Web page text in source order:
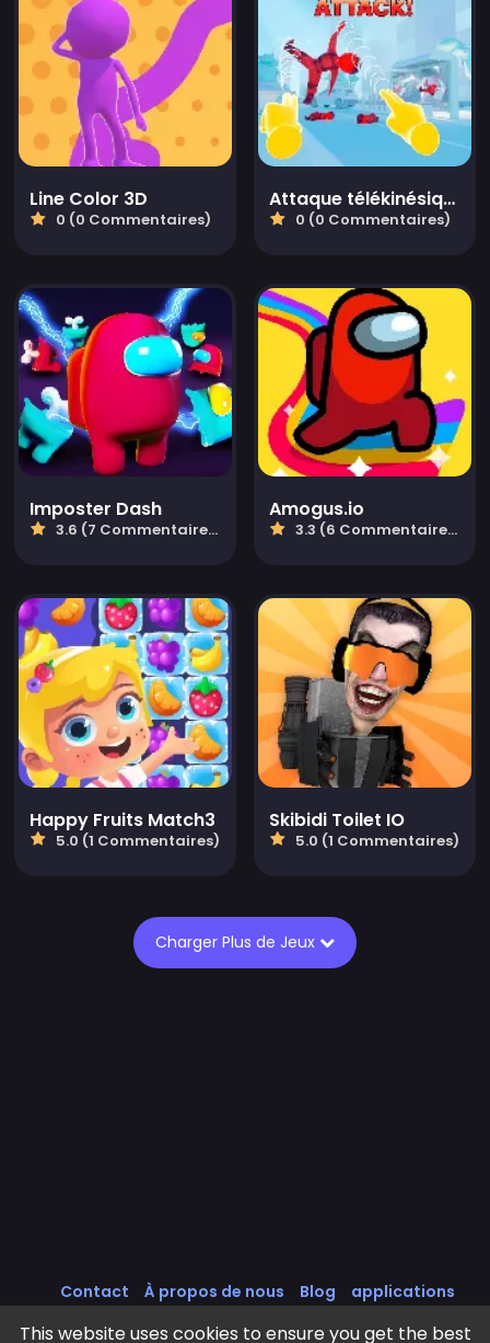
Line Color 3D
0 (0 Commentaires)
Attaque télékinésique
0 (0 Commentaires)
Imposter Dash
3.6 (7 Commentaires)
Amogus.io
3.3 (6 Commentaires)
Happy Fruits Match3
5.0 (1 Commentaires)
Skibidi Toilet IO
5.0 (1 Commentaires)
Charger Plus de Jeux
Contact À propos de nous Blog
applications
Intégrer des Jeux
Tous les Jeux
Politique de cookies
Politique de Confidentialité
Conditions d'utilisation
This website uses cookies to ensure you get the best